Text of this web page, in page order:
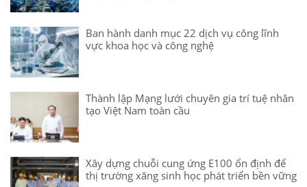
Ban hành danh mục 22 dịch vụ công lĩnh
vực khoa học và công nghệ
Thành lập Mạng lưới chuyên gia trí tuệ nhân
tạo Việt Nam toàn cầu
Xây dựng chuỗi cung ứng E100 ổn định để
thị trường xăng sinh học phát triển bền vững